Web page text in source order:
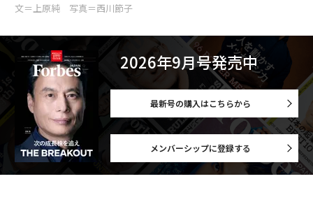
文＝上原純 写真＝西川節子
2026年9月号発売中
最新号の購入はこちらから
メンバーシップに登録する